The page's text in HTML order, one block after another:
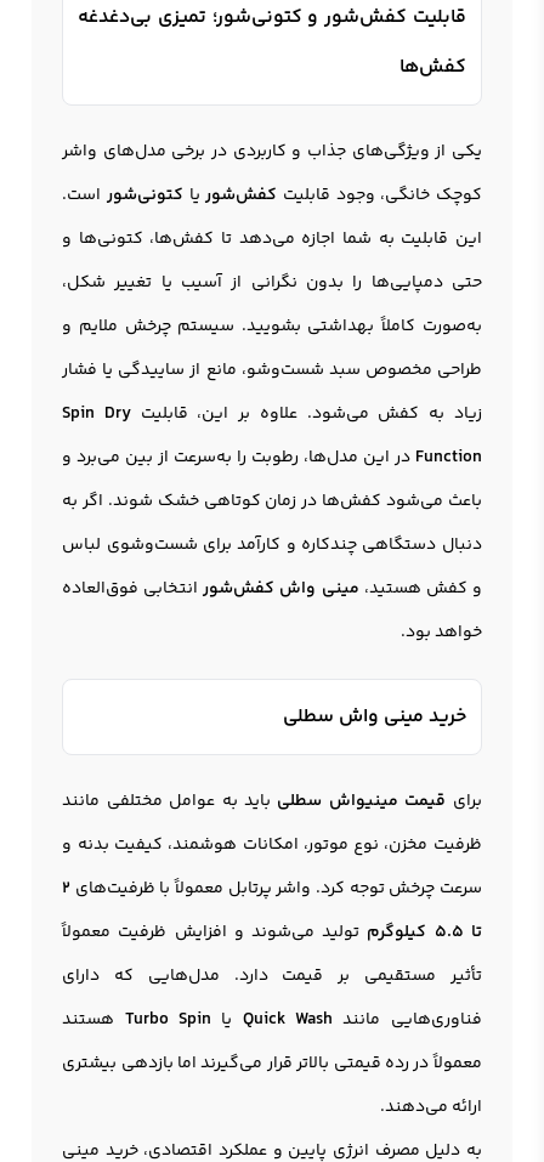
قابلیت کفش‌شور و کتونی‌شور؛ تمیزی بی‌دغدغه
کفش‌ها
یکی از ویژگی‌های جذاب و کاربردی در برخی مدل‌های واشر
کوچک خانگی، وجود قابلیت کفش‌شوریا کتونی‌شور است.
این قابلیت به شما اجازه می‌دهد تا کفش‌ها، کتونی‌ها و
حتی دمپایی‌ها را بدون نگرانی از آسیب یا تغییر شکل،
به‌صورت کاملاً بهداشتی بشویید. سیستم چرخش ملایم و
طراحی مخصوص سبد شست‌وشو، مانع از ساییدگی یا فشار
زیاد به کفش می‌شود. علاوه بر این، قابلیتSpin Dry
Function در این مدل‌ها، رطوبت را به‌سرعت از بین می‌برد و
باعث می‌شود کفش‌ها در زمان کوتاهی خشک شوند. اگر به
دنبال دستگاهی چندکاره و کارآمد برای شست‌وشوی لباس
و کفش هستید، مینی واش کفش‌شورانتخابی فوق‌العاده
خواهد بود.
خرید مینی واش سطلی
برای قیمت مینیواش سطلی باید به عوامل مختلفی مانند
ظرفیت مخزن، نوع موتور، امکانات هوشمند، کیفیت بدنه و
سرعت چرخش توجه کرد. واشر پرتابل معمولاً با ظرفیت‌های ۲
تا ۵.۵ کیلوگرم
تولید می‌شوند و افزایش ظرفیت معمولاً
تأثیر مستقیمی بر قیمت دارد. مدل‌هایی که دارای
فناوری‌هایی مانند Quick Wash یا Turbo Spin هستند
معمولاً در رده قیمتی بالاتر قرار می‌گیرند اما بازدهی بیشتری
ارائه می‌دهند.
به دلیل مصرف انرژی پایین و عملکرد اقتصادی، خرید مینی